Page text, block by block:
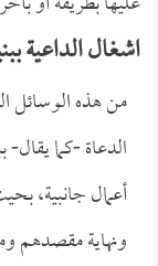
اشغال الداعية
من هذه الوسائل
الدعاة -كما
أعمال جانبية،
ونهاية مقصدهم